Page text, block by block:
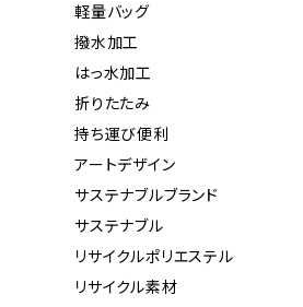
軽量バッグ
撥水加工
はっ水加工
折りたたみ
持ち運び便利
アートデザイン
サステナブルブランド
サステナブル
リサイクルポリエステル
リサイクル素材